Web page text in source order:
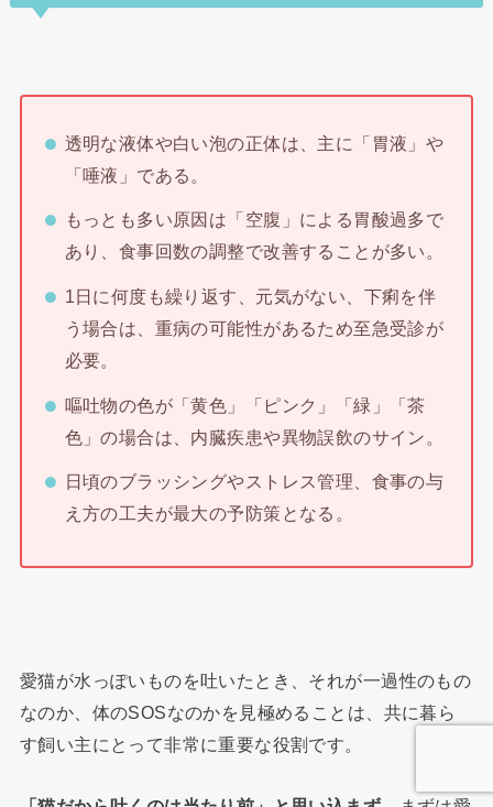
透明な液体や白い泡の正体は、主に「胃液」や
「唾液」である。
もっとも多い原因は「空腹」による胃酸過多で
あり、食事回数の調整で改善することが多い。
1日に何度も繰り返す、元気がない、下痢を伴
う場合は、重病の可能性があるため至急受診が
必要。
嘔吐物の色が「黄色」「ピンク」「緑」「茶
色」の場合は、内臓疾患や異物誤飲のサイン。
日頃のブラッシングやストレス管理、食事の与
え方の工夫が最大の予防策となる。
愛猫が水っぽいものを吐いたとき、それが一過性のもの
なのか、体のSOSなのかを見極めることは、共に暮ら
す飼い主にとって非常に重要な役割です。